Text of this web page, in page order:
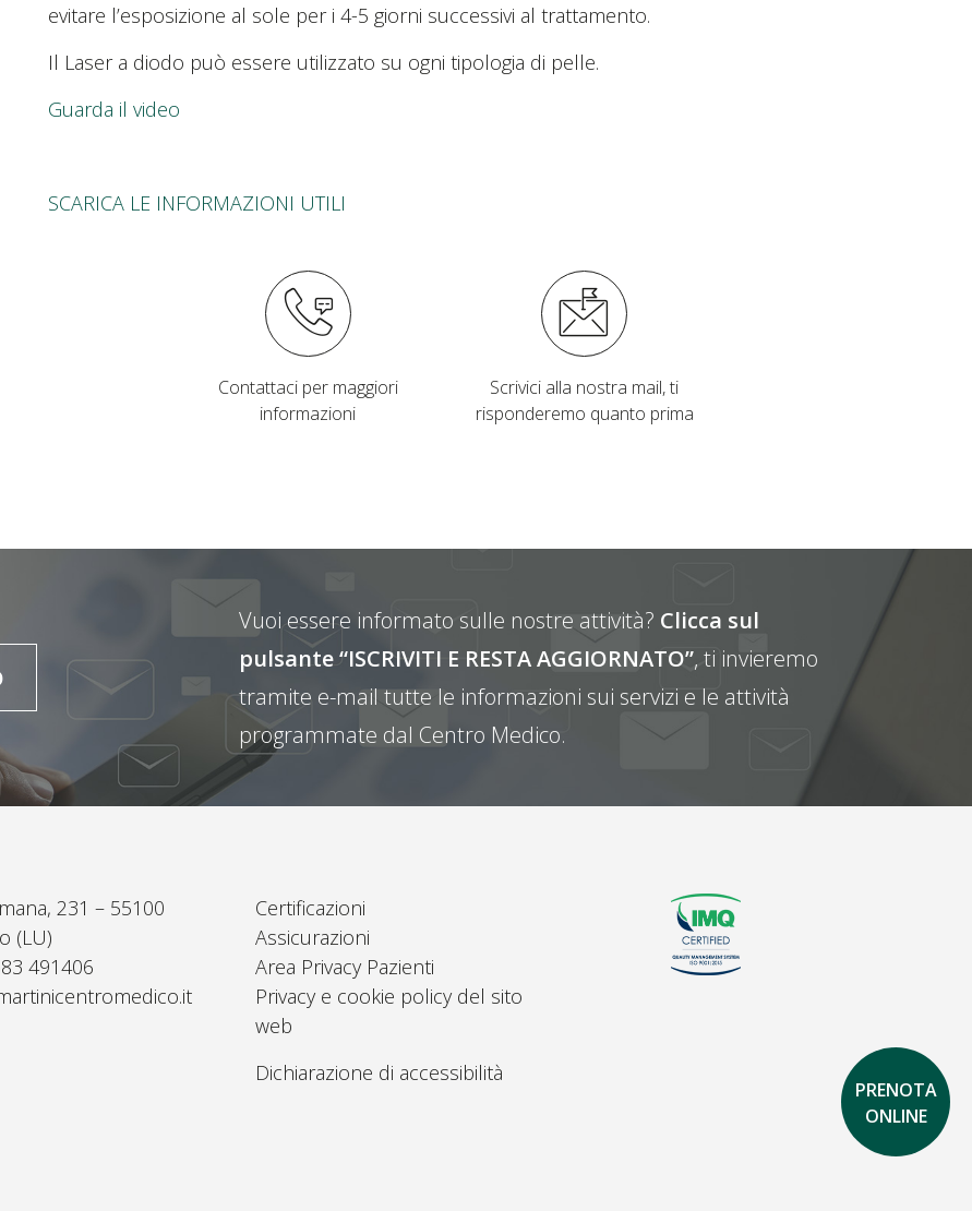
evitare l’esposizione al sole per i 4-5 giorni successivi al trattamento.
Il Laser a diodo può essere utilizzato su ogni tipologia di pelle.
Guarda il video
SCARICA LE INFORMAZIONI UTILI
Contattaci per maggiori
informazioni
Scrivici alla nostra mail, ti
risponderemo quanto prima
Vuoi essere informato sulle nostre attività? Clicca sul
pulsante “ISCRIVITI E RESTA AGGIORNATO”, ti invieremo
tramite e-mail tutte le informazioni sui servizi e le attività
programmate dal Centro Medico.
231 – 55100
(LU)
491406
Certificazioni
Assicurazioni
Area Privacy Pazienti
Privacy e cookie policy del sito
web
Dichiarazione di accessibilità
PRENOTA
ONLINE